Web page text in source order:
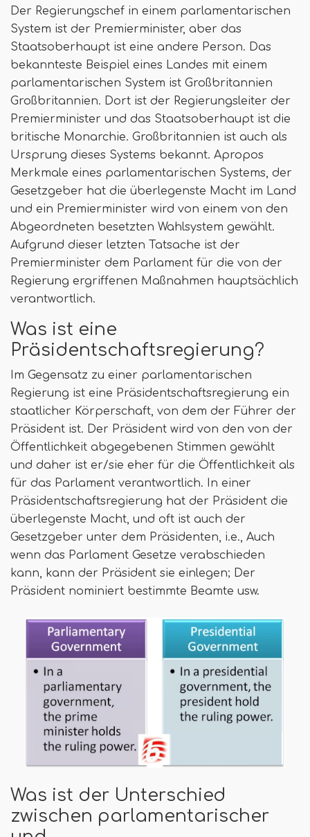
Der Regierungschef in einem parlamentarischen
System ist der Premierminister, aber das
Staatsoberhaupt ist eine andere Person. Das
bekannteste Beispiel eines Landes mit einem
parlamentarischen System ist Großbritannien
Großbritannien. Dort ist der Regierungsleiter der
Premierminister und das Staatsoberhaupt ist die
britische Monarchie. Großbritannien ist auch als
Ursprung dieses Systems bekannt. Apropos
Merkmale eines parlamentarischen Systems, der
Gesetzgeber hat die überlegenste Macht im Land
und ein Premierminister wird von einem von den
Abgeordneten besetzten Wahlsystem gewählt.
Aufgrund dieser letzten Tatsache ist der
Premierminister dem Parlament für die von der
Regierung ergriffenen Maßnahmen hauptsächlich
verantwortlich.
Was ist eine
Präsidentschaftsregierung?
Im Gegensatz zu einer parlamentarischen
Regierung ist eine Präsidentschaftsregierung ein
staatlicher Körperschaft, von dem der Führer der
Präsident ist. Der Präsident wird von den von der
Öffentlichkeit abgegebenen Stimmen gewählt
und daher ist er/sie eher für die Öffentlichkeit als
für das Parlament verantwortlich. In einer
Präsidentschaftsregierung hat der Präsident die
überlegenste Macht, und oft ist auch der
Gesetzgeber unter dem Präsidenten, i.e., Auch
wenn das Parlament Gesetze verabschieden
kann, kann der Präsident sie einlegen; Der
Präsident nominiert bestimmte Beamte usw.
Was ist der Unterschied
zwischen parlamentarischer